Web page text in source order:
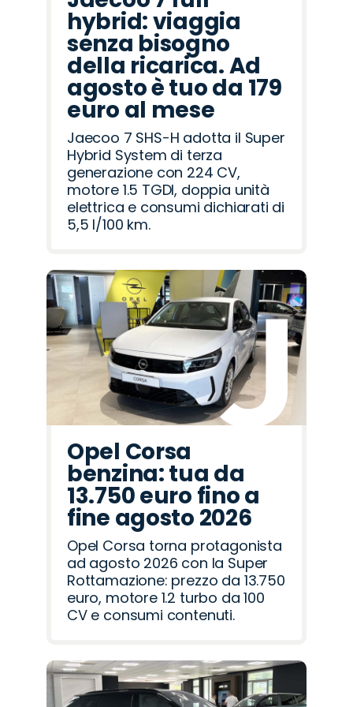
hybrid: viaggia
senza bisogno
della ricarica. Ad
agosto è tuo da 179
euro al mese
Jaecoo 7 SHS-H adotta il Super
Hybrid System di terza
generazione con 224 CV,
motore 1.5 TGDI, doppia unità
elettrica e consumi dichiarati di
5,5 l/100 km.
Opel Corsa
benzina: tua da
13.750 euro fino a
fine agosto 2026
Opel Corsa torna protagonista
ad agosto 2026 con la Super
Rottamazione: prezzo da 13.750
euro, motore 1.2 turbo da 100
CV e consumi contenuti.